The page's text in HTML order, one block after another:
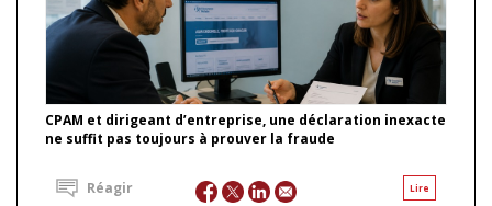
CPAM et dirigeant d’entreprise, une déclaration inexacte
ne suffit pas toujours à prouver la fraude
Lire
Réagir